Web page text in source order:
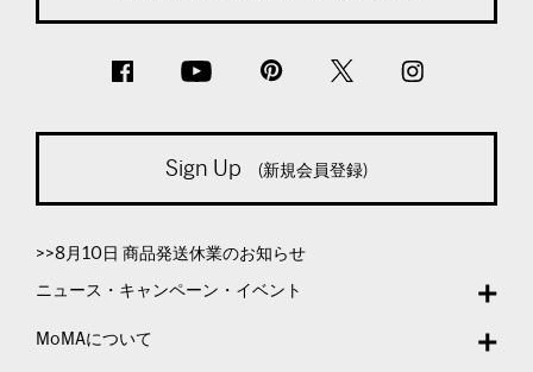
Sign Up (新規会員登録)
>>8月10日 商品発送休業のお知らせ
ニュース・キャンペーン・イベント
MoMAについて